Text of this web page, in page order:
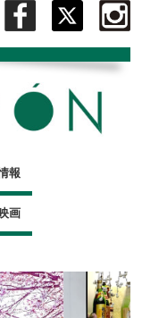
報
画